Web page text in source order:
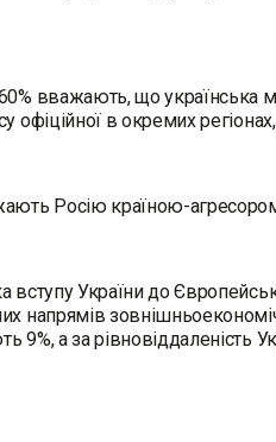
вважають, що українська
офіційної в окремих
Росію країною-
вступу України до
напрямів
9%, а за рівновіддаленість